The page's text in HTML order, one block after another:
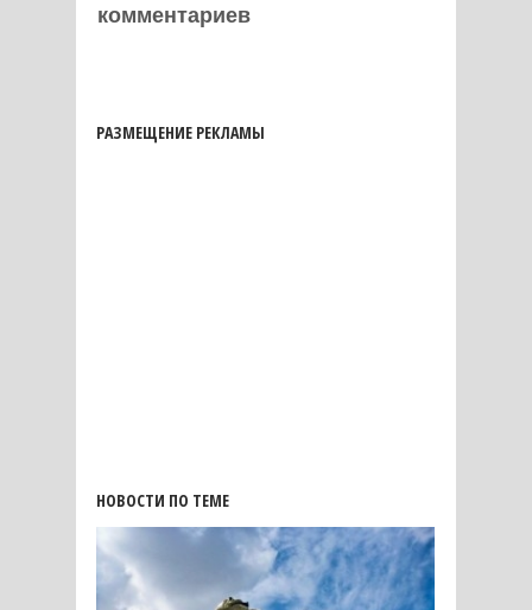
комментариев
РАЗМЕЩЕНИЕ РЕКЛАМЫ
НОВОСТИ ПО ТЕМЕ